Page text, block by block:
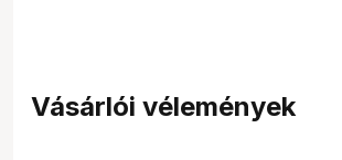
Vásárlói vélemények